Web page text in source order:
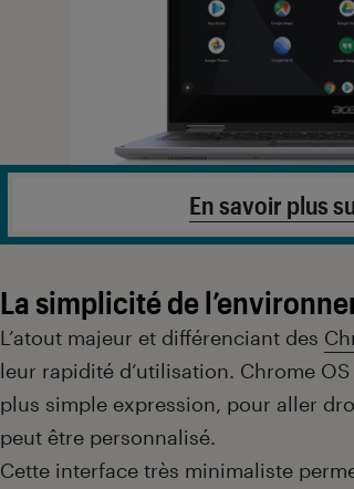
En savoir plus
La simplicité de
L’atout majeur et différenciant des
leur rapidité d’utilisation. Chrome
plus simple expression, pour aller
peut être personnalisé.
Cette interface très minimaliste